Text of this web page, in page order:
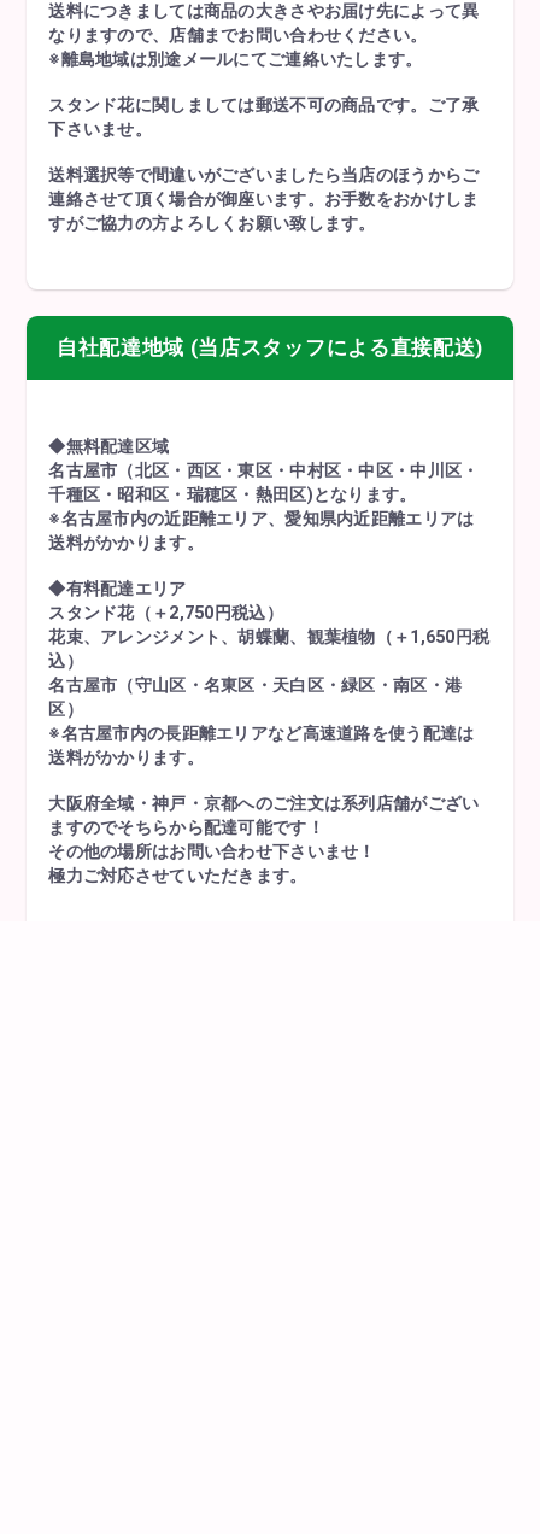
送料につきましては商品の大きさやお届け先によって異
なりますので、店舗までお問い合わせください。
※離島地域は別途メールにてご連絡いたします。
スタンド花に関しましては郵送不可の商品です。ご了承
下さいませ。
送料選択等で間違いがございましたら当店のほうからご
連絡させて頂く場合が御座います。お手数をおかけしま
すがご協力の方よろしくお願い致します。
自社配達地域 (当店スタッフによる直接配送)
◆無料配達区域
名古屋市（北区・西区・東区・中村区・中区・中川区・
千種区・昭和区・瑞穂区・熱田区)となります。
※名古屋市内の近距離エリア、愛知県内近距離エリアは
送料がかかります。
◆有料配達エリア
スタンド花（＋2,750円税込）
花束、アレンジメント、胡蝶蘭、観葉植物（＋1,650円税
込）
名古屋市（守山区・名東区・天白区・緑区・南区・港
区）
※名古屋市内の長距離エリアなど高速道路を使う配達は
送料がかかります。
大阪府全域・神戸・京都へのご注文は系列店舗がござい
ますのでそちらから配達可能です！
その他の場所はお問い合わせ下さいませ！
極力ご対応させていただきます。